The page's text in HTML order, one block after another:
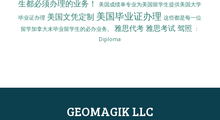
生都必须办理的业务！
美国成绩单专业为美国留学生提供美国大学
毕业证办理 美国文凭定制 美国毕业证办理 这些都是每一位
留学加拿大未毕业留学生的必办业务。
雅思代考 雅思考试 驾照
：
Diploma
GEOMAGIK LLC